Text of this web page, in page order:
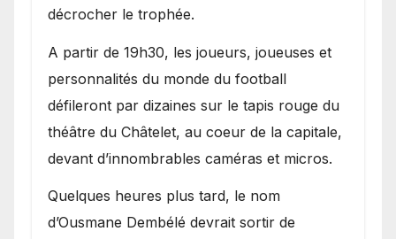
décrocher le trophée.
A partir de 19h30, les joueurs, joueuses et
personnalités du monde du football
défileront par dizaines sur le tapis rouge du
théâtre du Châtelet, au coeur de la capitale,
devant d’innombrables caméras et micros.
Quelques heures plus tard, le nom
d’Ousmane Dembélé devrait sortir de